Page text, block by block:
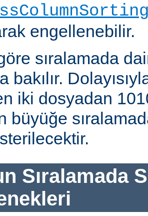
engellenebilir.
sıralamada
bakılır.
iki dosyadan
büyüğe
Sıralamada